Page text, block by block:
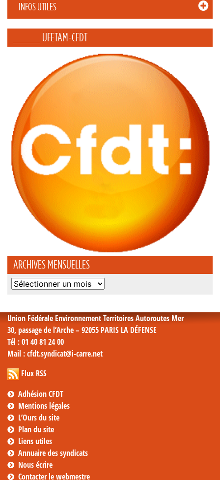
INFOS UTILES
_____ UFETAM-CFDT
ARCHIVES MENSUELLES
Archives
Union Fédérale Environnement Territoires Autoroutes Mer
30, passage de l’Arche – 92055 PARIS LA DÉFENSE
Tél : 01 40 81 24 00
Mail : cfdt.syndicat@i-carre.net
Flux RSS
Adhésion CFDT
Mentions légales
L’Ours du site
Plan du site
Liens utiles
Annuaire des syndicats
Nous écrire
Contacter le webmestre